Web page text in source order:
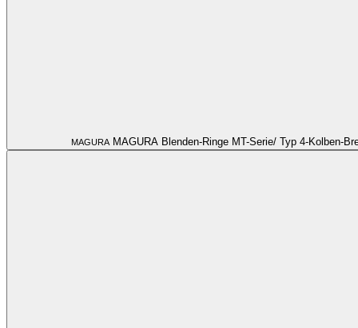
MAGURAMAGURA Blenden-Ringe MT-Serie/ Typ 4-Kolben-